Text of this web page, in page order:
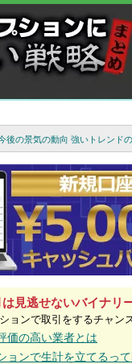
後の景気の動向 強いトレンド
見逃せないバイナリ
ョンで取引をするチャン
価の高い業者とは
ョンで生計を立てるっ